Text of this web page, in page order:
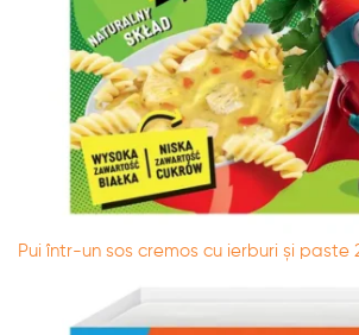
Pui într-un sos cremos cu ierburi și paste